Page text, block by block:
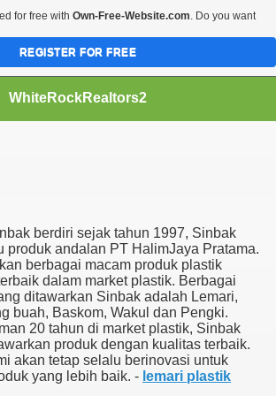
WhiteRockRealtors2
berdiri sejak tahun 1997, Sinbak
produk andalan PT HalimJaya Pratama.
berbagai macam produk plastik
dalam market plastik. Berbagai
ditawarkan Sinbak adalah Lemari,
buah, Baskom, Wakul dan Pengki.
20 tahun di market plastik, Sinbak
produk dengan kualitas terbaik.
akan tetap selalu berinovasi untuk
yang lebih baik. - lemari plastik
for free with Own-Free-Website.com. Do you want
REGISTER FOR FREE